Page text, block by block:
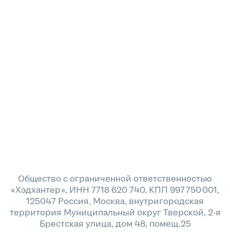
Общество с ограниченной ответственностью
«Хэдхантер», ИНН 7718 620 740, КПП 997 750 001,
125047 Россия, Москва, внутригородская
территория Муниципальный округ Тверской, 2-я
Брестская улица, дом 48, помещ.25